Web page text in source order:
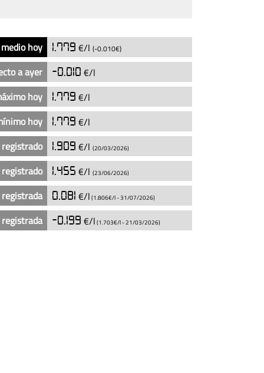
hoy 1.779 €/l (-0.010€)
a ayer -0.010 €/l
hoy
1.779 €/l
hoy
1.779 €/l
1.909 €/l (20/03/2026)
1.455 €/l (23/06/2026)
0.081 €/l (1.806€/l -31/07/2026)
-0.199 €/l (1.703€/l -21/03/2026)